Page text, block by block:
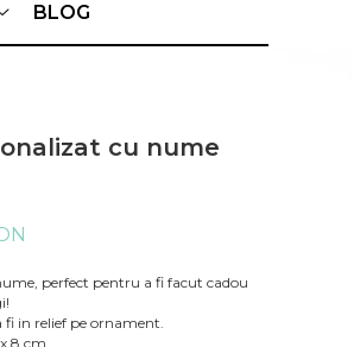
BLOG
cu nume
perfect pentru a fi facut cadou
fi in relief pe ornament.
8 cm